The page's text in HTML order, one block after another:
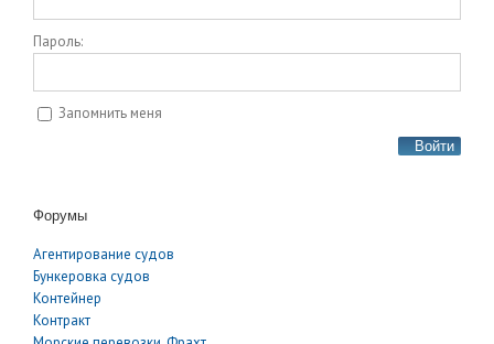
Пароль:
Запомнить меня
Войти
Форумы
Агентирование судов
Бункеровка судов
Контейнер
Контракт